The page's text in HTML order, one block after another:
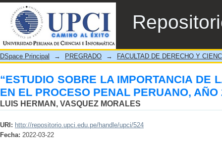
“ESTUDIO SOBRE LA IMPORTANCIA
PERUANO, AÑO 2021”
DSpace Principal → PREGRADO → FACULTAD DE DERECHO Y
“ESTUDIO SOBRE LA IMPORTANCIA DE
EN EL PROCESO PENAL PERUANO, AÑO
LUIS HERMAN, VASQUEZ MORALES
URI: http://repositorio.upci.edu.pe/handle/upci/524
Fecha: 2022-03-22